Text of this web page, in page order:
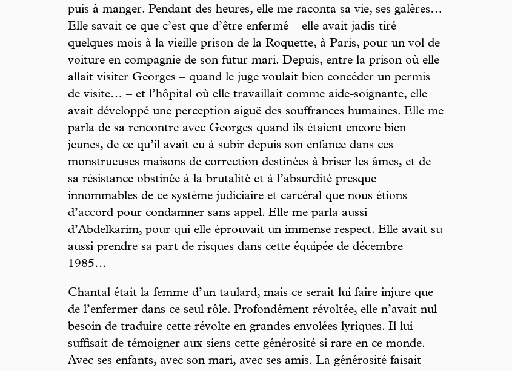
puis à manger. Pendant des heures, elle me raconta sa vie, ses galères…
Elle savait ce que c’est que d’être enfermé – elle avait jadis tiré
quelques mois à la vieille prison de la Roquette, à Paris, pour un vol de
voiture en compagnie de son futur mari. Depuis, entre la prison où elle
allait visiter Georges – quand le juge voulait bien concéder un permis
de visite… – et l’hôpital où elle travaillait comme aide-soignante, elle
avait développé une perception aiguë des souffrances humaines. Elle me
parla de sa rencontre avec Georges quand ils étaient encore bien
jeunes, de ce qu’il avait eu à subir depuis son enfance dans ces
monstrueuses maisons de correction destinées à briser les âmes, et de
sa résistance obstinée à la brutalité et à l’absurdité presque
innommables de ce système judiciaire et carcéral que nous étions
d’accord pour condamner sans appel. Elle me parla aussi
d’Abdelkarim, pour qui elle éprouvait un immense respect. Elle avait su
aussi prendre sa part de risques dans cette équipée de décembre
1985…
Chantal était la femme d’un taulard, mais ce serait lui faire injure que
de l’enfermer dans ce seul rôle. Profondément révoltée, elle n’avait nul
besoin de traduire cette révolte en grandes envolées lyriques. Il lui
suffisait de témoigner aux siens cette générosité si rare en ce monde.
Avec ses enfants, avec son mari, avec ses amis. La générosité faisait